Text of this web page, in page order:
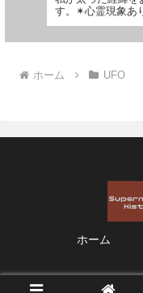
す。✴︎心霊現象あ
ホーム UFO
ホーム